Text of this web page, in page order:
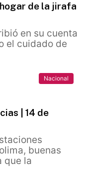
de la jirafa
en su cuenta
el cuidado de
Nacional
| 14 de
buenas
que la